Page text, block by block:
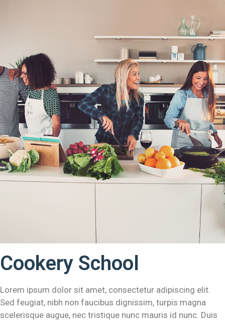
Cookery School
Lorem ipsum dolor sit amet, consectetur adipiscing elit.
Sed feugiat, nibh non faucibus dignissim, turpis magna
scelerisque augue, nec tristique nunc mauris id nunc. Duis